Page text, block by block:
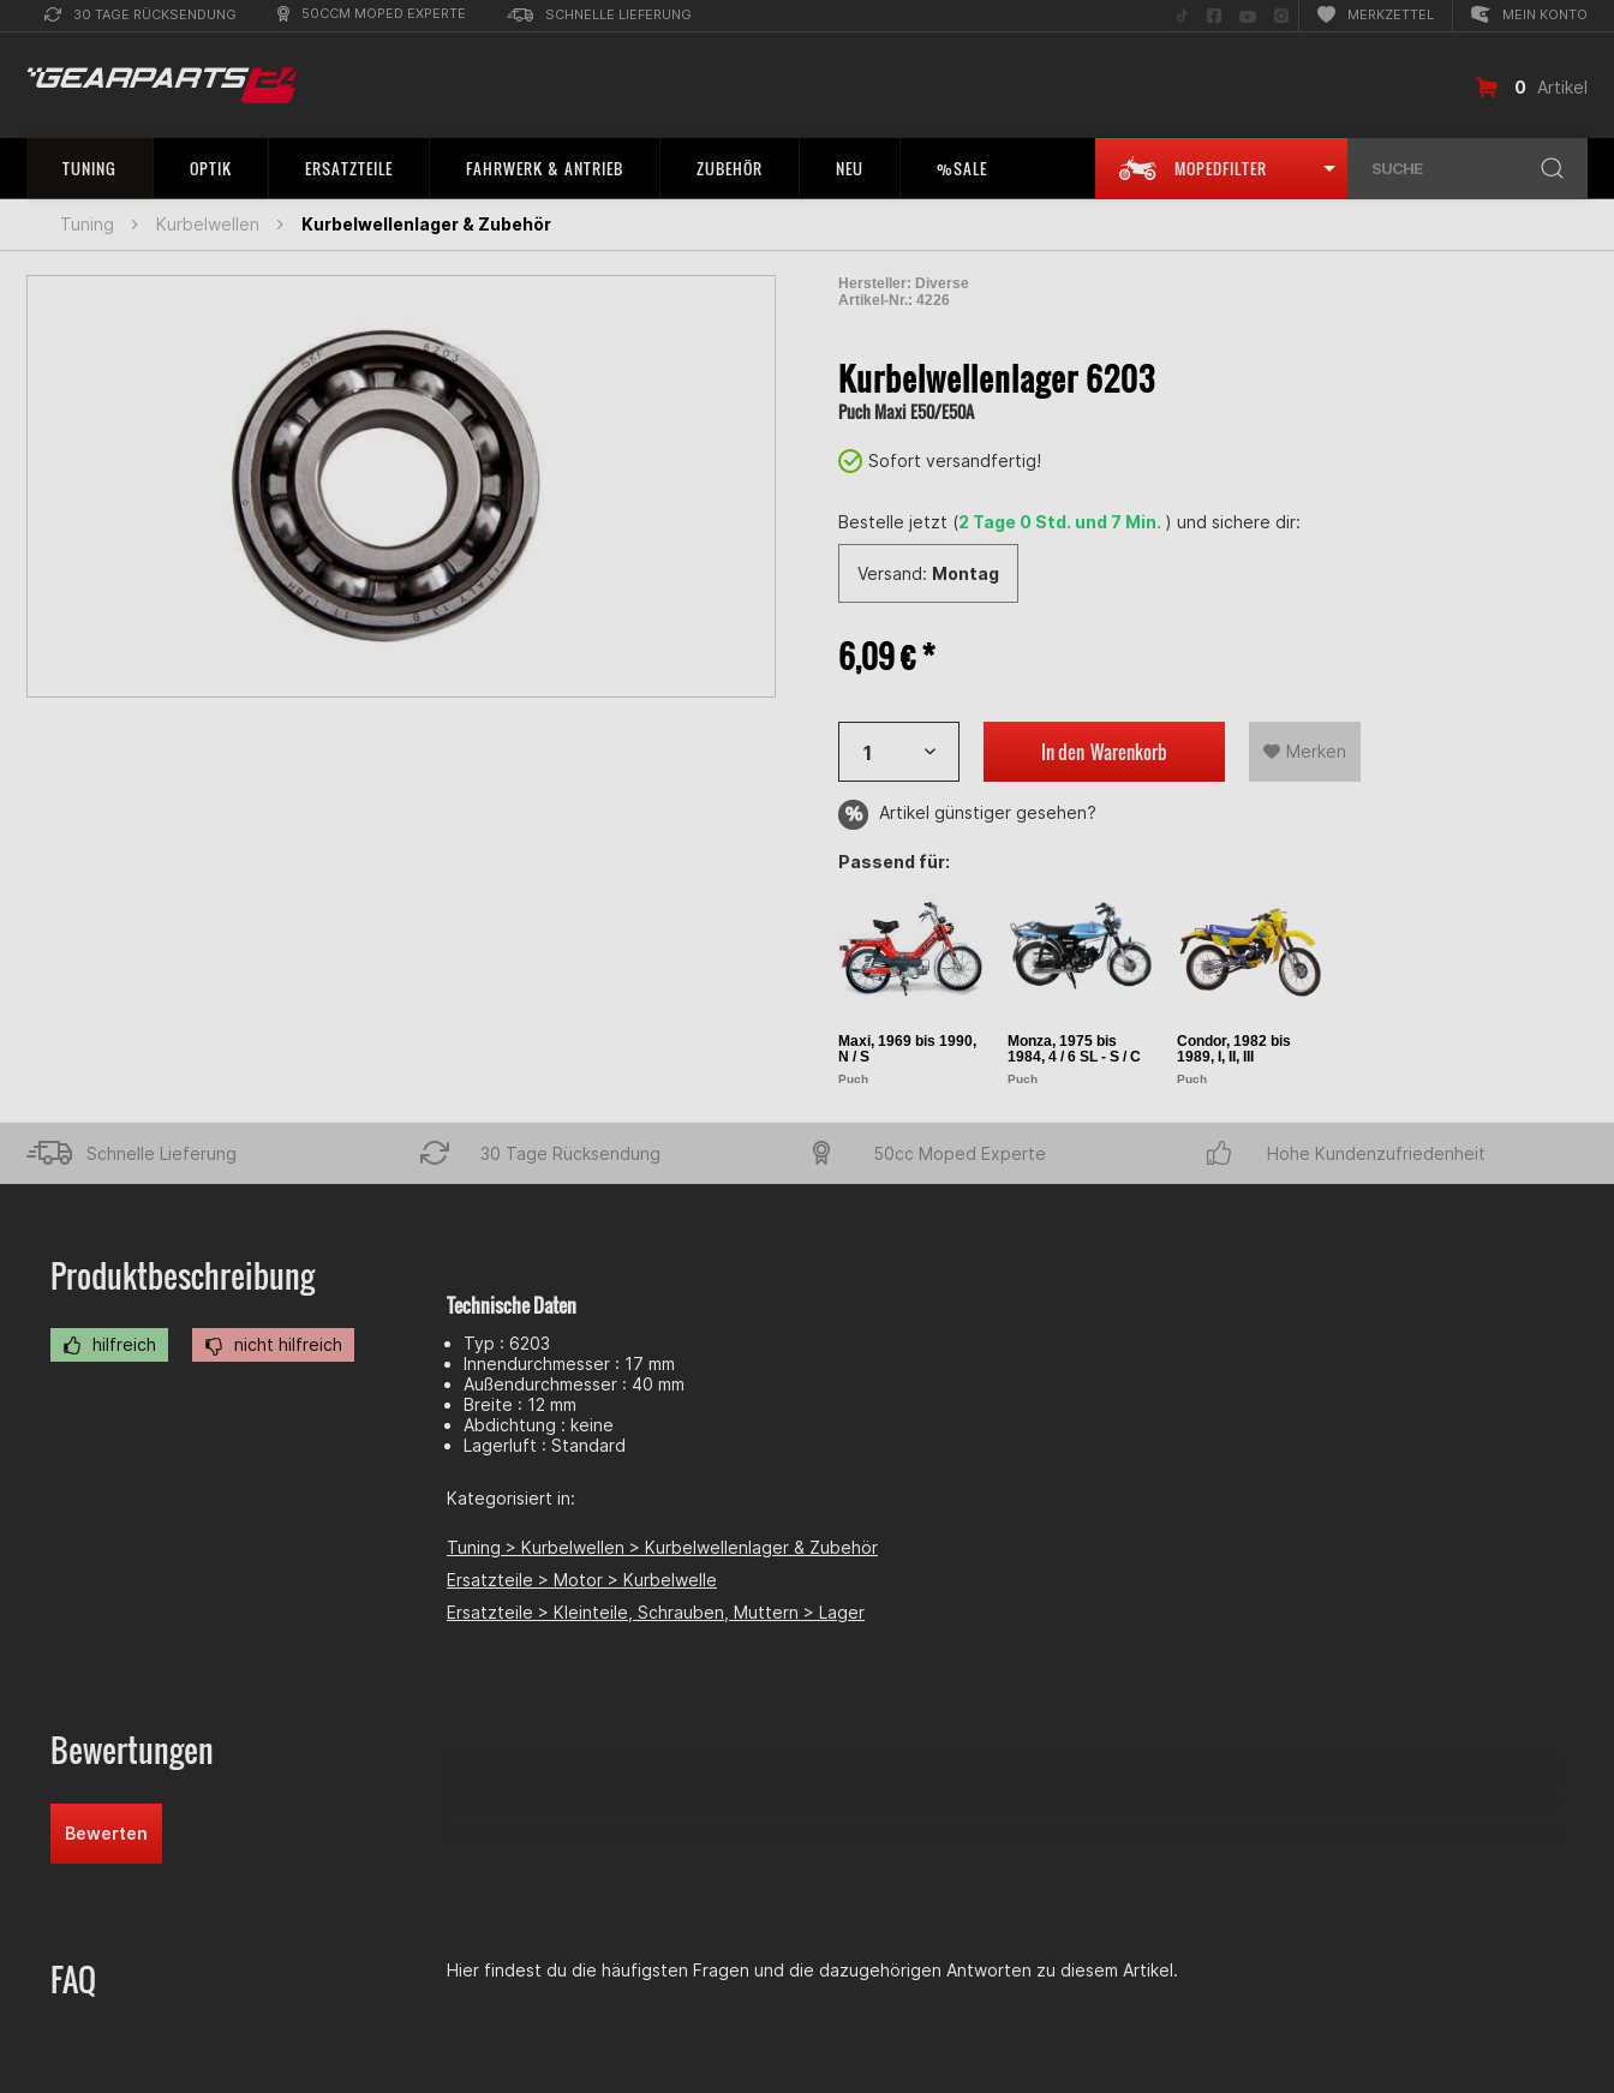
30 TAGE RÜCKSENDUNG 50CCM MOPED EXPERTE SCHNELLE LIEFERUNG
Folge
uns
Folge
uns
Folge
uns
Folge
uns
MERKZETTEL MEIN KONTO
0 Artikel
TUNING OPTIK ERSATZTEILE FAHRWERK & ANTRIEB ZUBEHÖR NEU %SALE MOPEDFILTER SUCHE
Tuning Kurbelwellen Kurbelwellenlager & Zubehör
Hersteller: Diverse
Artikel-Nr.: 4226
Kurbelwellenlager 6203
Puch Maxi E50/E50A
Sofort versandfertig!
Bestelle jetzt (2 Tage 0 Std. und 7 Min. ) und sichere dir:
Versand: Montag
6,09 € *
In den Warenkorb Merken
Artikel günstiger gesehen?
Passend für:
Maxi, 1969 bis 1990,
N / S
Puch
Monza, 1975 bis
1984, 4 / 6 SL - S / C
Puch
Condor, 1982 bis
1989, I, II, III
Puch
Schnelle Lieferung 30 Tage Rücksendung 50cc Moped Experte Hohe Kundenzufriedenheit
Produktbeschreibung
hilfreich nicht hilfreich
Technische Daten
Typ : 6203
Innendurchmesser : 17 mm
Außendurchmesser : 40 mm
Breite : 12 mm
Abdichtung : keine
Lagerluft : Standard
Kategorisiert in:
Tuning > Kurbelwellen > Kurbelwellenlager & Zubehör
Ersatzteile > Motor > Kurbelwelle
Ersatzteile > Kleinteile, Schrauben, Muttern > Lager
Bewertungen
Bewerten
FAQ Hier findest du die häufigsten Fragen und die dazugehörigen Antworten zu diesem Artikel.